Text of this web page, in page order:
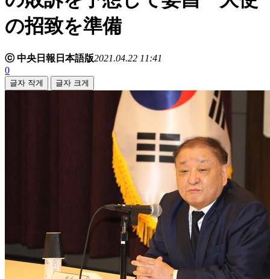
の招致を準備
ⓒ 中央日報日本語版2021.04.22 11:41
0
글자 작게 글자 크게